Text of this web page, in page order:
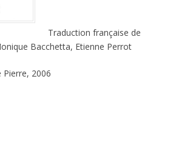
Traduction française de
Bacchetta, Etienne Perrot
Pierre, 2006